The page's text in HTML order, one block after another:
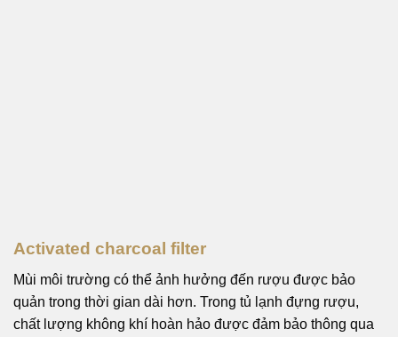
Activated charcoal filter
Mùi môi trường có thể ảnh hưởng đến rượu được bảo
quản trong thời gian dài hơn. Trong tủ lạnh đựng rượu,
chất lượng không khí hoàn hảo được đảm bảo thông qua